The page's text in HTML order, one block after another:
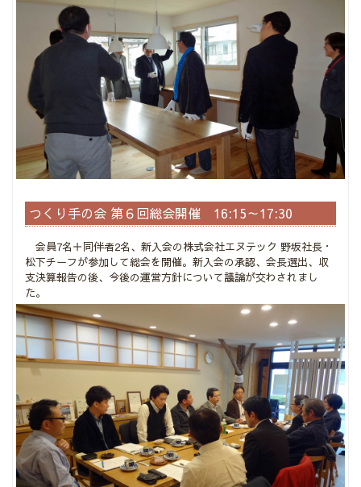
つくり手の会 第６回総会開催 16:15～17:30
会員7名＋同伴者2名、新入会の株式会社エヌテック 野坂社長・
松下チーフが参加して総会を開催。新入会の承認、会長選出、収
支決算報告の後、今後の運営方針について議論が交わされまし
た。